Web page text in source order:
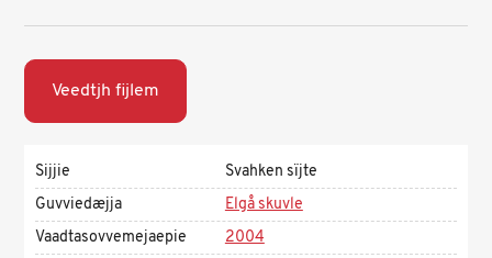
Veedtjh fijlem
Sijjie
Svahken sïjte
Guvviedæjja
Elgå skuvle
Vaadtasovvemejaepie
2004